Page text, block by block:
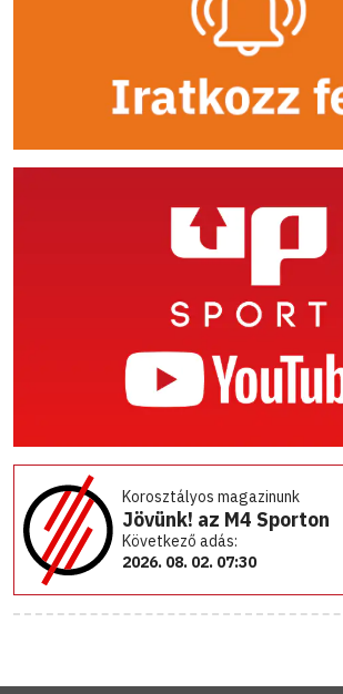
Korosztályos magazinunk
Jövünk! az M4 Sporton
Következő adás:
2026. 08. 02. 07:30